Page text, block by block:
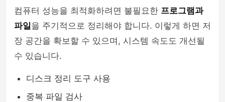
컴퓨터 성능을 최적화하려면 불필요한 프로그램과
파일을 주기적으로 정리해야 합니다. 이렇게 하면 저
장 공간을 확보할 수 있으며, 시스템 속도도 개선될
수 있습니다.
디스크 정리 도구 사용
중복 파일 검사